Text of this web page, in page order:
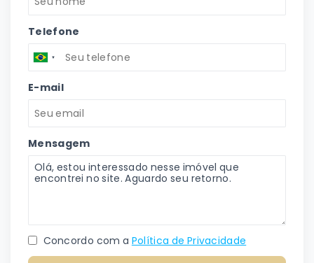
Telefone
E-mail
Mensagem
Concordo com a Política de Privacidade